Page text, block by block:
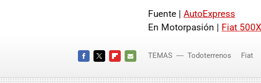
Fuente | AutoExpress
En Motorpasión | Fiat
MAIL
TEMAS Todoterrenos Fiat